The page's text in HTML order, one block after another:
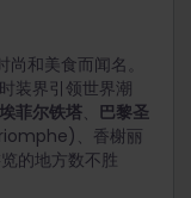
和美食而闻名。
装界引领世界潮
埃菲尔铁塔、 巴黎圣
、香榭丽
的地方数不胜